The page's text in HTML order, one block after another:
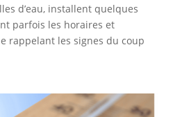
d’eau, installent quelques
parfois les horaires et
rappelant les signes du coup